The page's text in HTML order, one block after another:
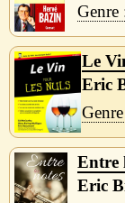
Le
Eric
Entre
Eric